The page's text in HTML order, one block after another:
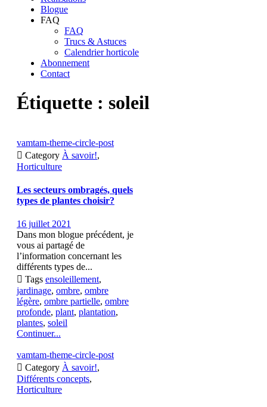
Blogue
FAQ
FAQ
Trucs & Astuces
Calendrier horticole
Abonnement
Contact
Étiquette : soleil
vamtam-theme-circle-post
 Category À savoir!,
Horticulture
Les secteurs ombragés, quels
types de plantes choisir?
16 juillet 2021
Dans mon blogue précédent, je
vous ai partagé de
l’information concernant les
différents types de...
 Tags ensoleillement,
jardinage, ombre, ombre
légère, ombre partielle, ombre
profonde, plant, plantation,
plantes, soleil
Continuer...
vamtam-theme-circle-post
 Category À savoir!,
Différents concepts,
Horticulture